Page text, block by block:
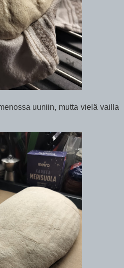
uuniin, mutta vielä vailla